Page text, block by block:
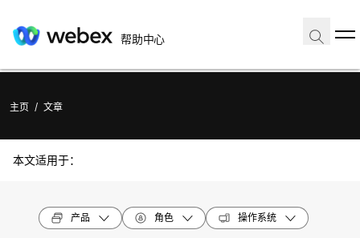
帮助中心
主页 / 文章
本文适用于：
产品 角色 操作系统